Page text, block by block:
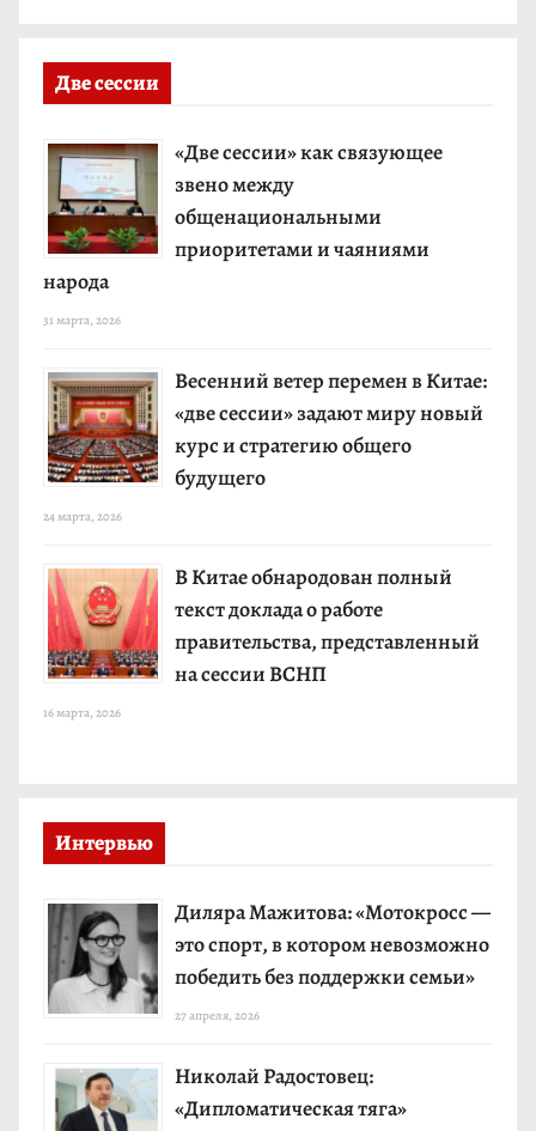
Две сессии
«Две сессии» как связующее
звено между
общенациональными
приоритетами и чаяниями
народа
31 марта, 2026
Весенний ветер перемен в Китае:
«две сессии» задают миру новый
курс и стратегию общего
будущего
24 марта, 2026
В Китае обнародован полный
текст доклада о работе
правительства, представленный
на сессии ВСНП
16 марта, 2026
Интервью
Диляра Мажитова: «Мотокросс —
это спорт, в котором невозможно
победить без поддержки семьи»
27 апреля, 2026
Николай Радостовец:
«Дипломатическая тяга»